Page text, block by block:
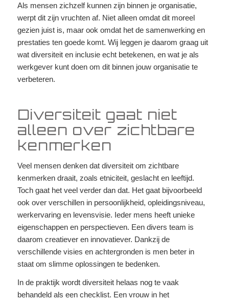
Als mensen zichzelf kunnen zijn binnen je organisatie,
werpt dit zijn vruchten af. Niet alleen omdat dit moreel
gezien juist is, maar ook omdat het de samenwerking en
prestaties ten goede komt. Wij leggen je daarom graag uit
wat diversiteit en inclusie echt betekenen, en wat je als
werkgever kunt doen om dit binnen jouw organisatie te
verbeteren.
Diversiteit gaat niet
alleen over zichtbare
kenmerken
Veel mensen denken dat diversiteit om zichtbare
kenmerken draait, zoals etniciteit, geslacht en leeftijd.
Toch gaat het veel verder dan dat. Het gaat bijvoorbeeld
ook over verschillen in persoonlijkheid, opleidingsniveau,
werkervaring en levensvisie. Ieder mens heeft unieke
eigenschappen en perspectieven. Een divers team is
daarom creatiever en innovatiever. Dankzij de
verschillende visies en achtergronden is men beter in
staat om slimme oplossingen te bedenken.
In de praktijk wordt diversiteit helaas nog te vaak
behandeld als een checklist. Een vrouw in het